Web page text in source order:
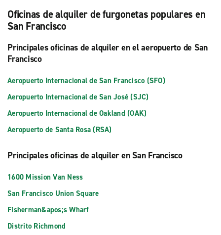
Oficinas de alquiler de furgonetas populares en
San Francisco
Principales oficinas de alquiler en el aeropuerto de San
Francisco
Aeropuerto Internacional de San Francisco (SFO)
Aeropuerto Internacional de San José (SJC)
Aeropuerto Internacional de Oakland (OAK)
Aeropuerto de Santa Rosa (RSA)
Principales oficinas de alquiler en San Francisco
1600 Mission Van Ness
San Francisco Union Square
Fisherman&apos;s Wharf
Distrito Richmond